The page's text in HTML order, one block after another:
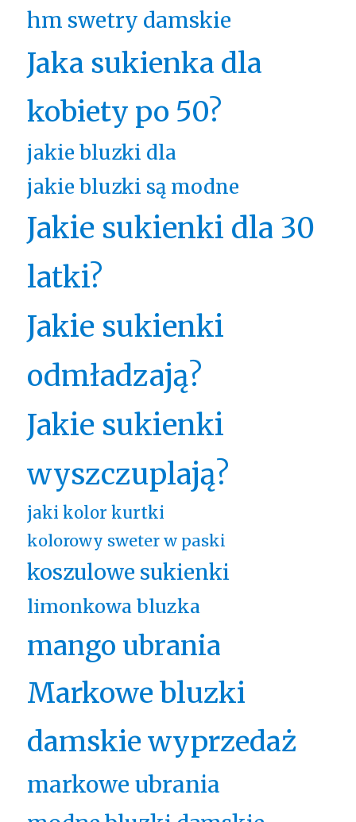
hm swetry damskie
Jaka sukienka dla
kobiety po 50?
jakie bluzki dla
jakie bluzki są modne
Jakie sukienki dla 30
latki?
Jakie sukienki
odmładzają?
Jakie sukienki
wyszczuplają?
jaki kolor kurtki
kolorowy sweter w paski
koszulowe sukienki
limonkowa bluzka
mango ubrania
Markowe bluzki
damskie wyprzedaż
markowe ubrania